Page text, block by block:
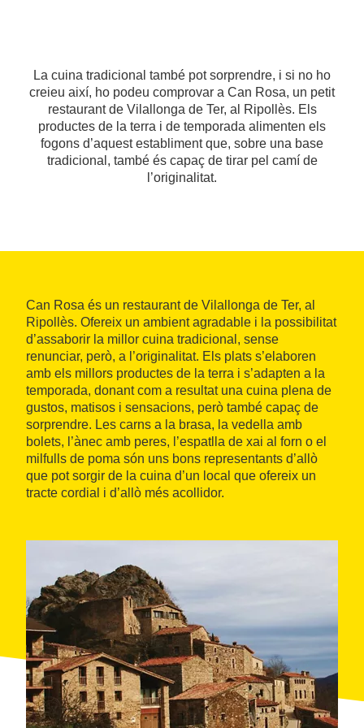
La cuina tradicional també pot sorprendre, i si no ho
creieu així, ho podeu comprovar a Can Rosa, un petit
restaurant de Vilallonga de Ter, al Ripollès. Els
productes de la terra i de temporada alimenten els
fogons d’aquest establiment que, sobre una base
tradicional, també és capaç de tirar pel camí de
l’originalitat.
Can Rosa és un restaurant de Vilallonga de Ter, al
Ripollès. Ofereix un ambient agradable i la possibilitat
d’assaborir la millor cuina tradicional, sense
renunciar, però, a l’originalitat. Els plats s’elaboren
amb els millors productes de la terra i s’adapten a la
temporada, donant com a resultat una cuina plena de
gustos, matisos i sensacions, però també capaç de
sorprendre. Les carns a la brasa, la vedella amb
bolets, l’ànec amb peres, l’espatlla de xai al forn o el
milfulls de poma són uns bons representants d’allò
que pot sorgir de la cuina d’un local que ofereix un
tracte cordial i d’allò més acollidor.